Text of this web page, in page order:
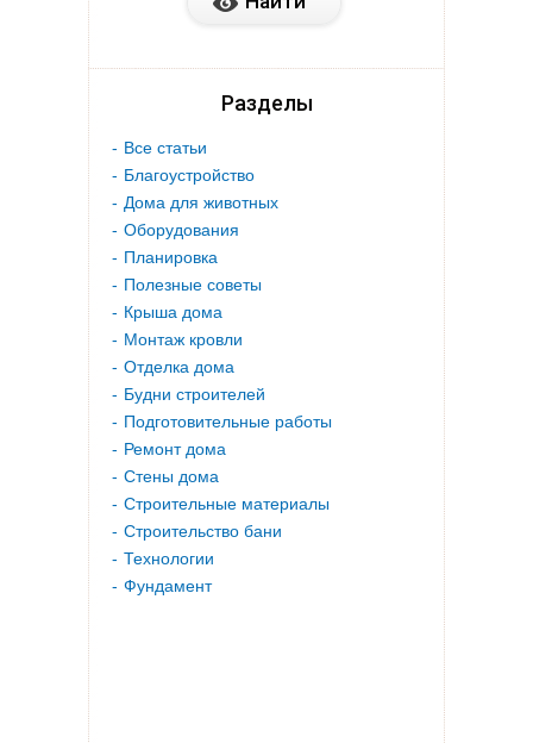
Разделы
Все статьи
Благоустройство
Дома для животных
Оборудования
Планировка
Полезные советы
Крыша дома
Монтаж кровли
Отделка дома
Будни строителей
Подготовительные работы
Ремонт дома
Стены дома
Строительные материалы
Строительство бани
Технологии
Фундамент